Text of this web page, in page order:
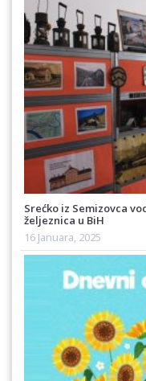
Srećko iz Semizovca
željeznica u BiH
16 Januara, 2025